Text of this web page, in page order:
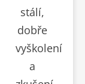
stálí,
dobře
vyškolení
a